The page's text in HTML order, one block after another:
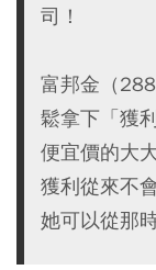
司！
富邦金（
鬆拿下「獲
便宜價的大
獲利從來不
她可以從那